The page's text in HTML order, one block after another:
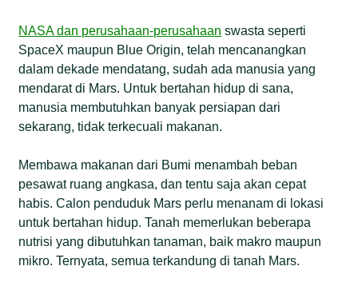
NASA dan perusahaan-perusahaan swasta seperti
SpaceX maupun Blue Origin, telah mencanangkan
dalam dekade mendatang, sudah ada manusia yang
mendarat di Mars. Untuk bertahan hidup di sana,
manusia membutuhkan banyak persiapan dari
sekarang, tidak terkecuali makanan.
Membawa makanan dari Bumi menambah beban
pesawat ruang angkasa, dan tentu saja akan cepat
habis. Calon penduduk Mars perlu menanam di lokasi
untuk bertahan hidup. Tanah memerlukan beberapa
nutrisi yang dibutuhkan tanaman, baik makro maupun
mikro. Ternyata, semua terkandung di tanah Mars.